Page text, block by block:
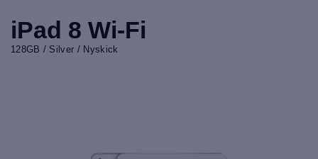
iPad 8 Wi-Fi
128GB / Silver / Nyskick